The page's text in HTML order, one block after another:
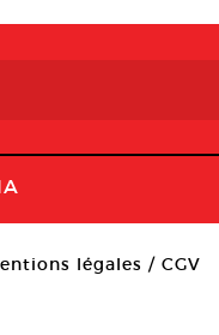
légales / CGV